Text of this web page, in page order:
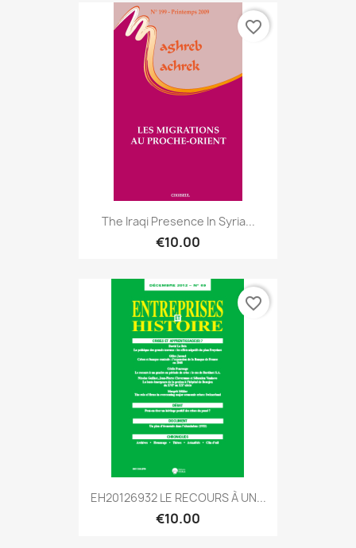
The Iraqi Presence In Syria...
€10.00
favorite_border
EH20126932 LE RECOURS À UN...
€10.00
favorite_border